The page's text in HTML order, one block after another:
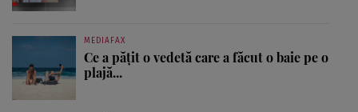
MEDIAFAX
Ce a pățit o vedetă care a făcut o baie pe o
plajă...